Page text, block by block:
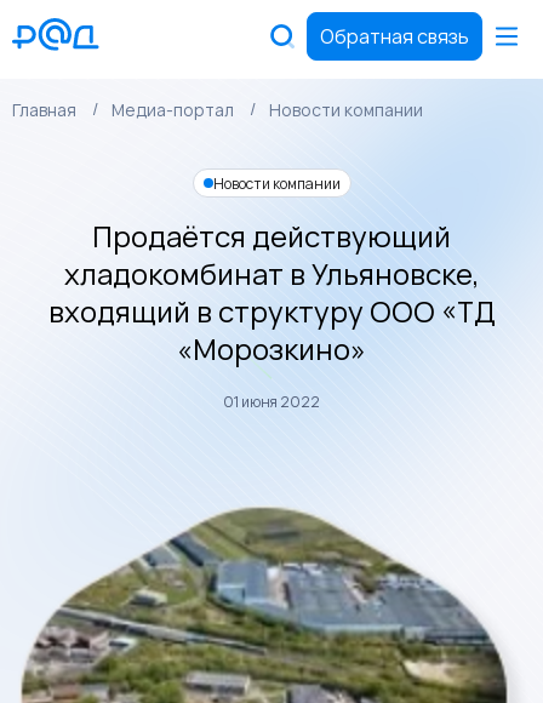
Обратная связь
Главная Медиа-портал Новости компании
Новости компании
Продаётся действующий
хладокомбинат в Ульяновске,
входящий в структуру ООО «ТД
«Морозкино»
01 июня 2022